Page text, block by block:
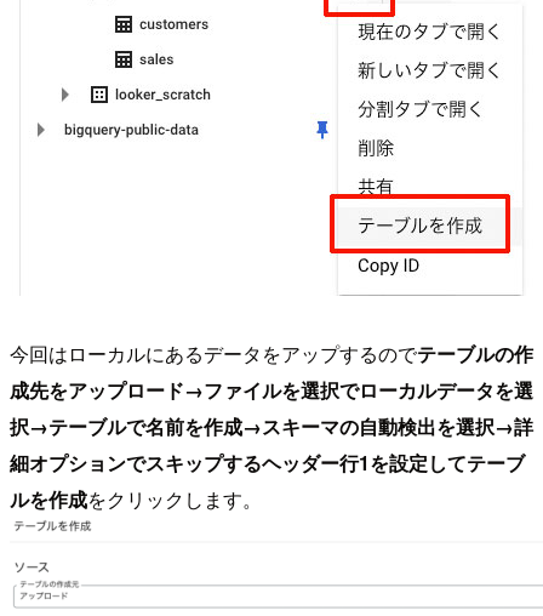
今回はローカルにあるデータをアップするのでテーブルの作
成先をアップロード→ファイルを選択でローカルデータを選
択→テーブルで名前を作成→スキーマの自動検出を選択→詳
細オプションでスキップするヘッダー行1を設定してテーブ
ルを作成をクリックします。